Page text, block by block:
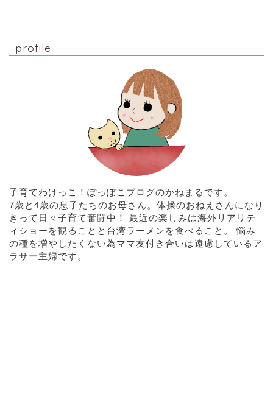
profile
子育てわけっこ！ぽっぽこブログのかねまるです。
7歳と4歳の息子たちのお母さん。体操のおねえさんになり
きって日々子育て奮闘中！ 最近の楽しみは海外リアリテ
ィショーを観ることと台湾ラーメンを食べること。 悩み
の種を増やしたくない為ママ友付き合いは遠慮しているア
ラサー主婦です。